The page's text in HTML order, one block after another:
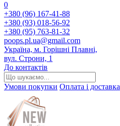
0
+380 (96) 167-41-88
+380 (93) 018-56-92
+380 (95) 763-81-32
poops.pl.ua@gmail.com
Україна, м. Горішні Плавні,
вул. Строни, 1
До контактів
Умови покупки Оплата і доставка